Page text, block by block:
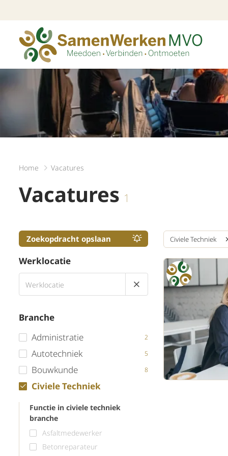
Home Vacatures
Vacatures 1
Zoekopdracht opslaan
Werklocatie
Branche
Administratie
2
Autotechniek 5
Bouwkunde 8
Civiele Techniek
Functie in civiele techniek
branche
Asfaltmedewerker
Betonreparateur
Civiele Techniek